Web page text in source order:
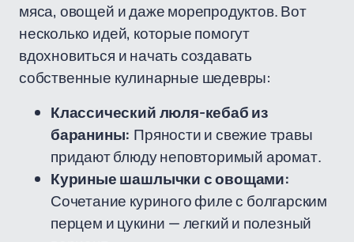
мяса, овощей и даже морепродуктов. Вот
несколько идей, которые помогут
вдохновиться и начать создавать
собственные кулинарные шедевры:
Классический люля-кебаб из
баранины: Пряности и свежие травы
придают блюду неповторимый аромат.
Куриные шашлычки с овощами:
Сочетание куриного филе с болгарским
перцем и цукини — легкий и полезный